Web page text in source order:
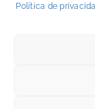
Política de